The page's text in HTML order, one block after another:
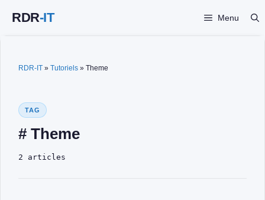
Menu
RDR-IT » Tutoriels » Theme
TAG
# Theme
2 articles